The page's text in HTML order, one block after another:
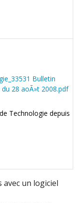
Bulletin
28 aoÃ»t 2008.pdf
Technologie depuis
avec un logiciel